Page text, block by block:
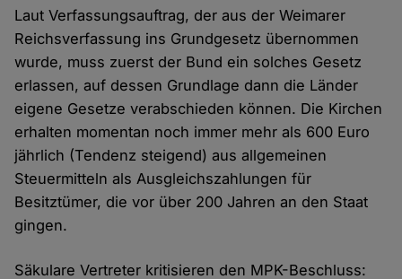
Laut Verfassungsauftrag, der aus der Weimarer
Reichsverfassung ins Grundgesetz übernommen
wurde, muss zuerst der Bund ein solches Gesetz
erlassen, auf dessen Grundlage dann die Länder
eigene Gesetze verabschieden können. Die Kirchen
erhalten momentan noch immer mehr als 600 Euro
jährlich (Tendenz steigend) aus allgemeinen
Steuermitteln als Ausgleichszahlungen für
Besitztümer, die vor über 200 Jahren an den Staat
gingen.
Säkulare Vertreter kritisieren den MPK-Beschluss: